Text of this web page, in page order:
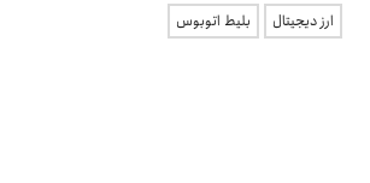
ارز دیجیتال
بلیط اتوبوس